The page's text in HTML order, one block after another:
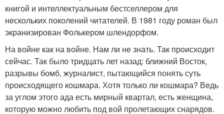
книгой и интеллектуальным бестселлером для
нескольких поколений читателей. В 1981 году роман был
экранизирован Фолькером шлендорфом.
На войне как на войне. Нам ли не знать. Так происходит
сейчас. Так было тридцать лет назад: ближний Восток,
разрывы бомб, журналист, пытающийся понять суть
происходящего кошмара. Хотя только ли кошмара? Ведь
за углом этого ада есть мирный квартал, есть женщина,
которую можно любить под вой пролетающих снарядов.